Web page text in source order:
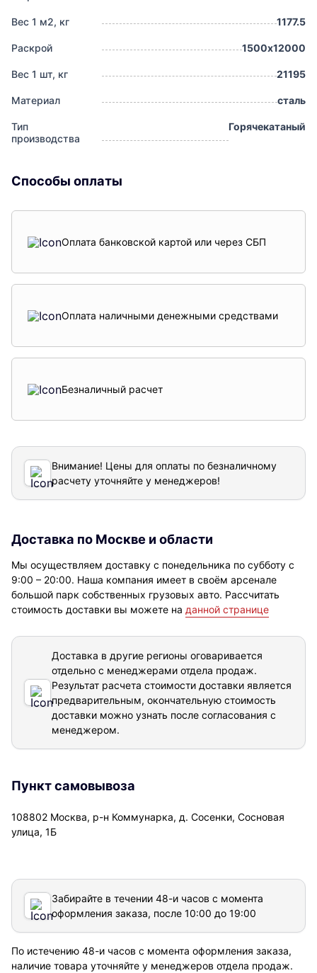
Вес 1 м2, кг 1177.5
Раскрой 1500х12000
Вес 1 шт, кг 21195
Материал сталь
Тип
производства
Горячекатаный
Способы оплаты
Оплата банковской картой или через СБП
Оплата наличными денежными средствами
Безналичный расчет
Внимание! Цены для оплаты по безналичному
расчету уточняйте у менеджеров!
Доставка по Москве и области
Мы осуществляем доставку с понедельника по субботу с
9:00 – 20:00. Наша компания имеет в своём арсенале
большой парк собственных грузовых авто. Рассчитать
стоимость доставки вы можете на данной странице
Доставка в другие регионы оговаривается
отдельно с менеджерами отдела продаж.
Результат расчета стоимости доставки является
предварительным, окончательную стоимость
доставки можно узнать после согласования с
менеджером.
Пункт самовывоза
108802 Москва, р-н Коммунарка, д. Сосенки, Сосновая
улица, 1Б
Забирайте в течении 48-и часов с момента
оформления заказа, после 10:00 до 19:00
По истечению 48-и часов с момента оформления заказа,
наличие товара уточняйте у менеджеров отдела продаж.